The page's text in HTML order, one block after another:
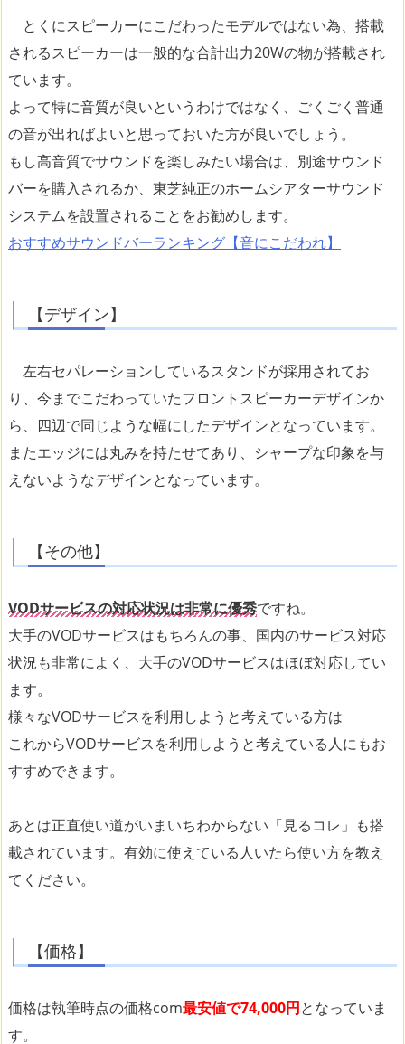
とくにスピーカーにこだわったモデルではない為、搭載
されるスピーカーは一般的な合計出力20Wの物が搭載され
ています。
よって特に音質が良いというわけではなく、ごくごく普通
の音が出ればよいと思っておいた方が良いでしょう。
もし高音質でサウンドを楽しみたい場合は、別途サウンド
バーを購入されるか、東芝純正のホームシアターサウンド
システムを設置されることをお勧めします。
おすすめサウンドバーランキング【音にこだわれ】
【デザイン】
左右セパレーションしているスタンドが採用されてお
り、今までこだわっていたフロントスピーカーデザインか
ら、四辺で同じような幅にしたデザインとなっています。
またエッジには丸みを持たせてあり、シャープな印象を与
えないようなデザインとなっています。
【その他】
VODサービスの対応状況は非常に優秀ですね。
大手のVODサービスはもちろんの事、国内のサービス対応
状況も非常によく、大手のVODサービスはほぼ対応してい
ます。
様々なVODサービスを利用しようと考えている方は
これからVODサービスを利用しようと考えている人にもお
すすめできます。
あとは正直使い道がいまいちわからない「見るコレ」も搭
載されています。有効に使えている人いたら使い方を教え
てください。
【価格】
価格は執筆時点の価格com最安値で74,000円となっていま
す。